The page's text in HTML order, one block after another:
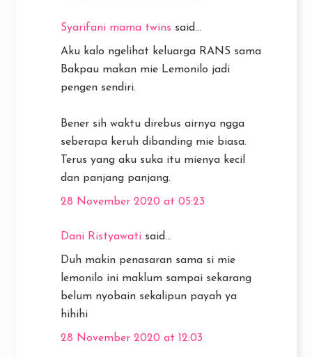
Syarifani mama twins said...
Aku kalo ngelihat keluarga RANS sama
Bakpau makan mie Lemonilo jadi
pengen sendiri.
Bener sih waktu direbus airnya ngga
seberapa keruh dibanding mie biasa.
Terus yang aku suka itu mienya kecil
dan panjang panjang.
28 November 2020 at 05:23
Dani Ristyawati said...
Duh makin penasaran sama si mie
lemonilo ini maklum sampai sekarang
belum nyobain sekalipun payah ya
hihihi
28 November 2020 at 12:03